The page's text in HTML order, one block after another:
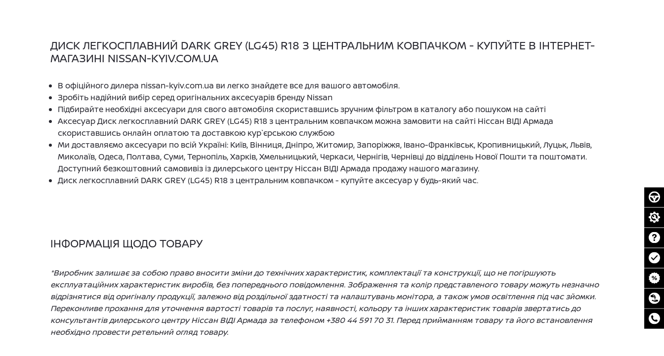
ДИСК ЛЕГКОСПЛАВНИЙ DARK GREY (LG45) R18 З ЦЕНТРАЛЬНИМ КОВПАЧКОМ - КУПУЙТЕ В ІНТЕРНЕТ-
МАГАЗИНІ NISSAN-KYIV.COM.UA
В офіційного дилера nissan-kyiv.com.ua ви легко знайдете все для вашого автомобіля.
Зробіть надійний вибір серед оригінальних аксесуарів бренду Nissan
Підбирайте необхідні аксесуари для свого автомобіля скориставшись зручним фільтром в каталогу або пошуком на сайті
Аксесуар Диск легкосплавний DARK GREY (LG45) R18 з центральним ковпачком можна замовити на сайті Ніссан ВІДІ Армада
скориставшись онлайн оплатою та доставкою кур`єрською службою
Ми доставляємо аксесуари по всій Україні: Київ, Вінниця, Дніпро, Житомир, Запоріжжя, Івано-Франківськ, Кропивницький, Луцьк, Львів,
Миколаїв, Одеса, Полтава, Суми, Тернопіль, Харків, Хмельницький, Черкаси, Чернігів, Чернівці до відділень Нової Пошти та поштомати.
Доступний безкоштовний самовивіз із дилерського центру Ніссан ВІДІ Армада продажу нашого магазину.
Диск легкосплавний DARK GREY (LG45) R18 з центральним ковпачком - купуйте аксесуар у будь-який час.
ІНФОРМАЦІЯ ЩОДО ТОВАРУ
*Виробник залишає за собою право вносити зміни до технічних характеристик, комплектації та конструкції, що не погіршують
експлуатаційних характеристик виробів, без попереднього повідомлення. Зображення та колір представленого товару можуть незначно
відрізнятися від оригіналу продукції, залежно від роздільної здатності та налаштувань монітора, а також умов освітлення під час зйомки.
Переконливе прохання для уточнення вартості товарів та послуг, наявності, кольору та інших характеристик товарів звертатись до
консультантів дилерського центру Ніссан ВІДІ Армада за телефоном +380 44 591 70 31. Перед прийманням товару та його встановлення
необхідно провести ретельний огляд товару.